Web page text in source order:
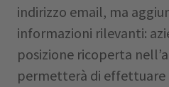
indirizzo email, ma
informazioni rilevanti:
posizione ricoperta
permetterà di effettuare